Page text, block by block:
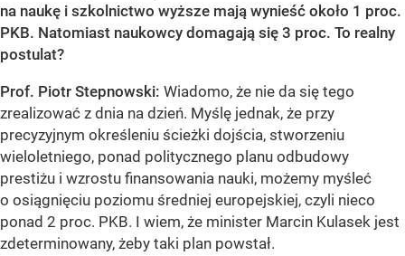
na naukę i szkolnictwo wyższe mają wynieść około 1 proc.
PKB. Natomiast naukowcy domagają się 3 proc. To realny
postulat?
Prof. Piotr Stepnowski: Wiadomo, że nie da się tego
zrealizować z dnia na dzień. Myślę jednak, że przy
precyzyjnym określeniu ścieżki dojścia, stworzeniu
wieloletniego, ponad politycznego planu odbudowy
prestiżu i wzrostu finansowania nauki, możemy myśleć
o osiągnięciu poziomu średniej europejskiej, czyli nieco
ponad 2 proc. PKB. I wiem, że minister Marcin Kulasek jest
zdeterminowany, żeby taki plan powstał.